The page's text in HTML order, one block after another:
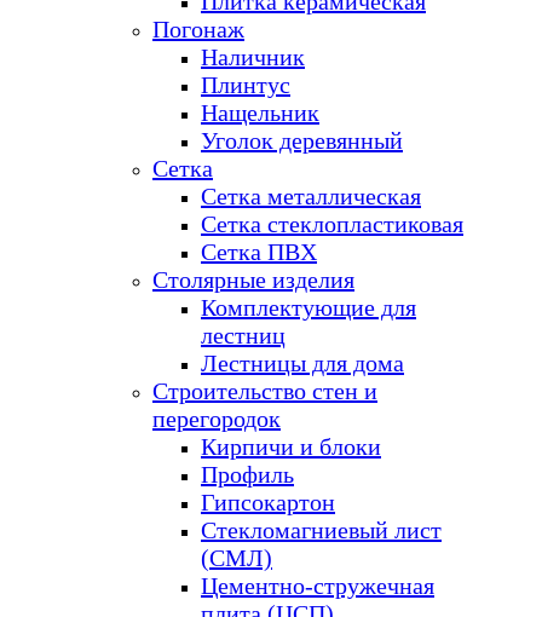
Погонаж
Наличник
Плинтус
Нащельник
Уголок деревянный
Сетка
Сетка металлическая
Сетка стеклопластиковая
Сетка ПВХ
Столярные изделия
Комплектующие для
лестниц
Лестницы для дома
Строительство стен и
перегородок
Кирпичи и блоки
Профиль
Гипсокартон
Стекломагниевый лист
(СМЛ)
Цементно-стружечная